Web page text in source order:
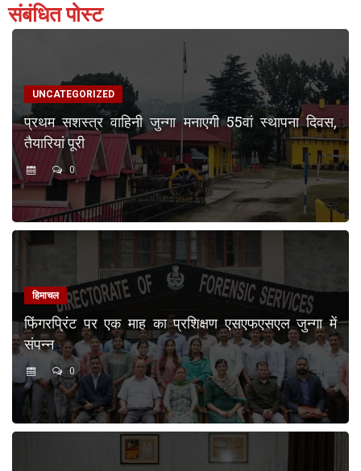
संबंधित पोस्ट
UNCATEGORIZED
प्रथम सशस्त्र वाहिनी जुन्गा मनाएगी 55वां स्थापना दिवस,
तैयारियां पूरी
0
हिमाचल
फिंगरप्रिंट पर एक माह का प्रशिक्षण एसएफएसएल जुन्गा में
संपन्न
0